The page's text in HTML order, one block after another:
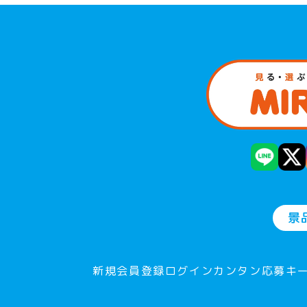
景
新規会員登録ログインカンタン応募キ